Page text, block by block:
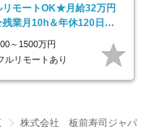
リモートOK★月給32万円
業月10h＆年休120日以
業可
～1500万円
ルリモートあり
株式会社 板前寿司ジャパ